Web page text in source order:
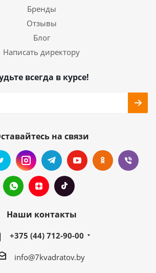
Бренды
Отзывы
Блог
Написать директору
всегда в курсе!
на связи
Наши контакты
+375 (44) 712-90-00
info@7kvadratov.by